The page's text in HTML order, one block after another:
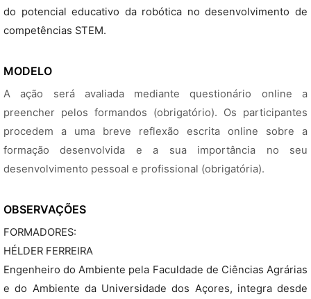
do potencial educativo da robótica no desenvolvimento de
competências STEM.
MODELO
A ação será avaliada mediante questionário online a
preencher pelos formandos (obrigatório). Os participantes
procedem a uma breve reflexão escrita online sobre a
formação desenvolvida e a sua importância no seu
desenvolvimento pessoal e profissional (obrigatória).
OBSERVAÇÕES
FORMADORES:
HÉLDER FERREIRA
Engenheiro do Ambiente pela Faculdade de Ciências Agrárias
e do Ambiente da Universidade dos Açores, integra desde